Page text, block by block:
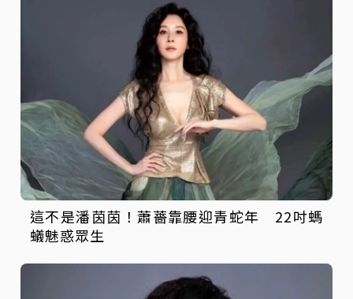
這不是潘茵茵！蕭薔靠腰迎青蛇年 22吋螞
蟻魅惑眾生